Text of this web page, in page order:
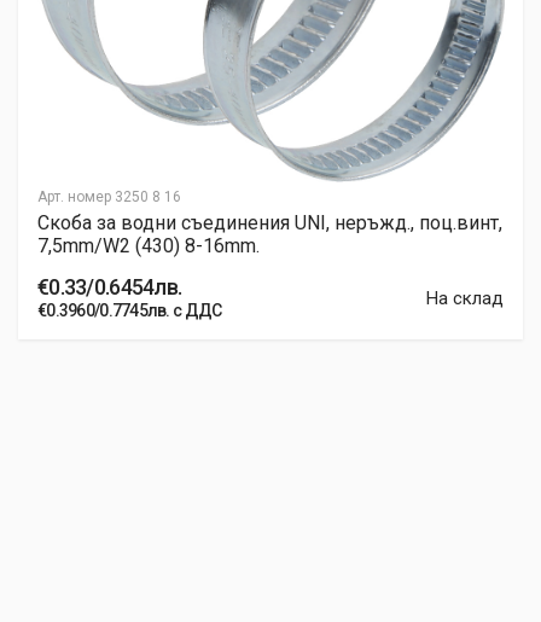
Арт. номер 3250 8 16
Скоба за водни съединения UNI, неръжд., поц.винт,
7,5mm/W2 (430) 8-16mm.
€0.33/0.6454лв.
€0.3960/0.7745лв. с ДДС
На склад